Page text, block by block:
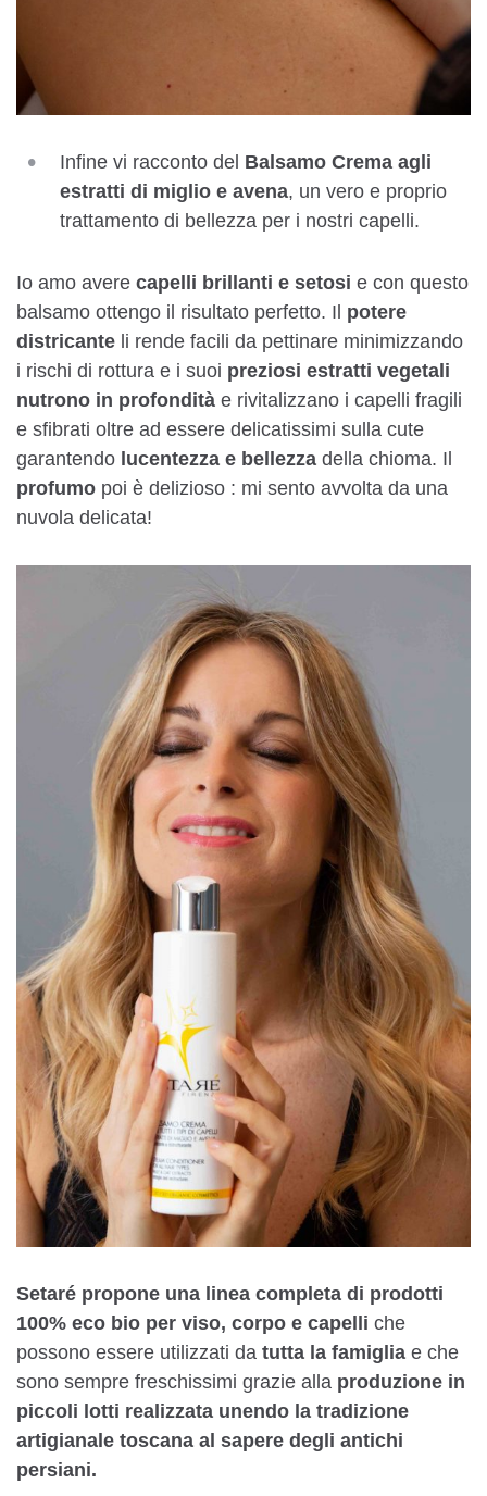
Infine vi racconto del Balsamo Crema agli
estratti di miglio e avena, un vero e proprio
trattamento di bellezza per i nostri capelli.
Io amo avere capelli brillanti e setosi e con questo
balsamo ottengo il risultato perfetto. Il potere
districante li rende facili da pettinare minimizzando
i rischi di rottura e i suoi preziosi estratti vegetali
nutrono in profondità e rivitalizzano i capelli fragili
e sfibrati oltre ad essere delicatissimi sulla cute
garantendo lucentezza e bellezza della chioma. Il
profumo poi è delizioso : mi sento avvolta da una
nuvola delicata!
Setaré propone una linea completa di prodotti
100% eco bio per viso, corpo e capelli che
possono essere utilizzati da tutta la famiglia e che
sono sempre freschissimi grazie alla produzione in
piccoli lotti realizzata unendo la tradizione
artigianale toscana al sapere degli antichi
persiani.